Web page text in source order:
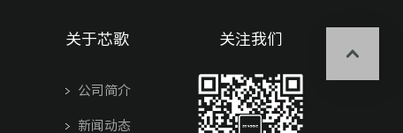
关于芯歌
公司简介
新闻动态
关注我们